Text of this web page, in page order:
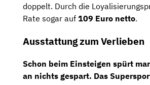
doppelt. Durch die
Rate sogar auf 109 Euro netto.
Ausstattung zum Verlieben
Schon beim Einsteigen spürt
an nichts gespart. Das